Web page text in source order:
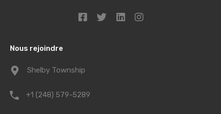
Nous rejoindre
Shelby Township
+1 (248) 579-5289